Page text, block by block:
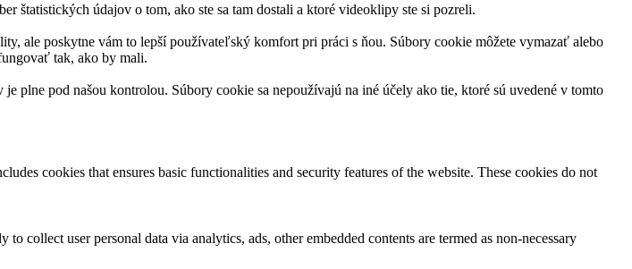
štatistických údajov o tom, ako ste sa tam dostali a ktoré videoklipy ste si pozreli.
ale poskytne vám to lepší používateľský komfort pri práci s ňou. Súbory cookie môžete vymazať alebo
tak, ako by mali.
plne pod našou kontrolou. Súbory cookie sa nepoužívajú na iné účely ako tie, ktoré sú uvedené v tomto
cookies that ensures basic functionalities and security features of the website. These cookies do not
collect user personal data via analytics, ads, other embedded contents are termed as non-necessary